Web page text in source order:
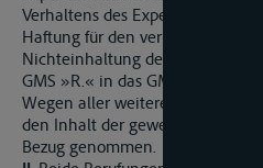
Verhaltens des Experten S. zu
Haftung für den vermeintlichen
Nichteinhaltung der GMP-
GMS »R.« in das GMS »T.« aus.
Wegen aller weiteren
den Inhalt der gewechselten
Bezug genommen.